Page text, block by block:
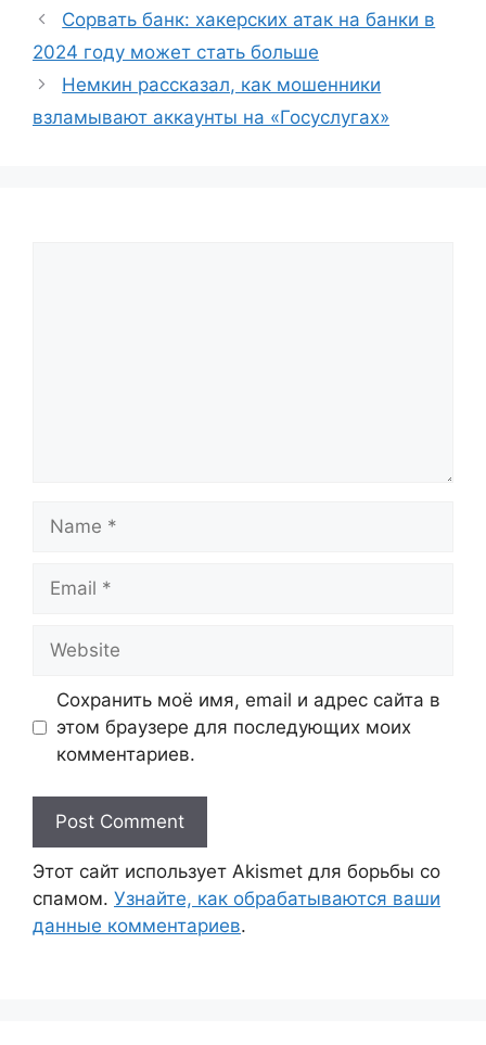
Сорвать банк: хакерских атак на банки в
2024 году может стать больше
Немкин рассказал, как мошенники
взламывают аккаунты на «Госуслугах»
Name
Email
Website
Сохранить моё имя, email и адрес сайта в
этом браузере для последующих моих
комментариев.
Этот сайт использует Akismet для борьбы со
спамом. Узнайте, как обрабатываются ваши
данные комментариев.